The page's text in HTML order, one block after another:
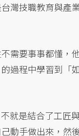
灣技職教育與產
需要事事都懂，
過程中學習到「
就是結合了工匠
動手做出來，然